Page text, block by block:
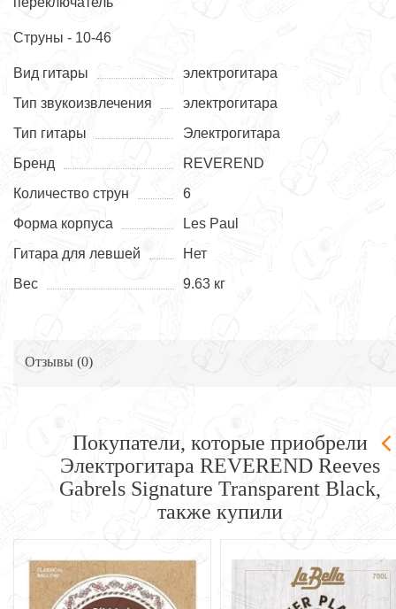
Струны - 10-46
Вид гитары
электрогитара
Тип звукоизвлечения
электрогитара
Тип гитары
Электрогитара
Бренд
REVEREND
Количество струн
6
Форма корпуса
Les Paul
Гитара для левшей
Нет
Вес
9.63 кг
Отзывы (0)
Покупатели, которые приобрели
Электрогитара REVEREND Reeves
Gabrels Signature Transparent Black,
также купили